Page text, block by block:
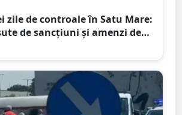
zile de controale în Satu Mare:
de sancțiuni și amenzi de
lei